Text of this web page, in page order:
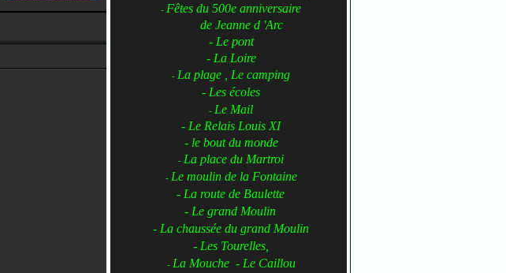
- Fêtes du 500e anniversaire
de Jeanne d 'Arc
- Le pont
- La Loire
- La plage , Le camping
- Les écoles
- Le Mail
- Le Relais Louis XI
- le bout du monde
- La place du Martroi
- Le moulin de la Fontaine
- La route de Baulette
- Le grand Moulin
- La chaussée du grand Moulin
- Les Tourelles,
- La Mouche - Le Caillou